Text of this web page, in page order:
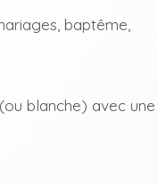
baptême,
blanche) avec une